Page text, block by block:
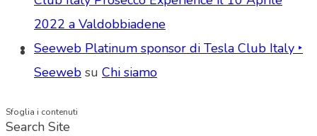
Search Site
2022 a Valdobbiadene
Seeweb Platinum sponsor di Tesla Club Italy ‣
Seeweb su Chi siamo
Sfoglia i contenuti